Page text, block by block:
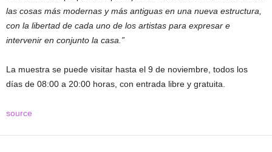
las cosas más modernas y más antiguas en una nueva estructura,
con la libertad de cada uno de los artistas para expresar e
intervenir en conjunto la casa.”
La muestra se puede visitar hasta el 9 de noviembre, todos los
días de 08:00 a 20:00 horas, con entrada libre y gratuita.
source